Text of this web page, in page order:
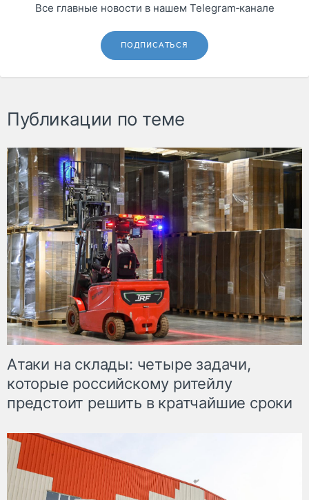
Все главные новости в нашем Telegram‑канале
ПОДПИСАТЬСЯ
Публикации по теме
Атаки на склады: четыре задачи,
которые российскому ритейлу
предстоит решить в кратчайшие сроки